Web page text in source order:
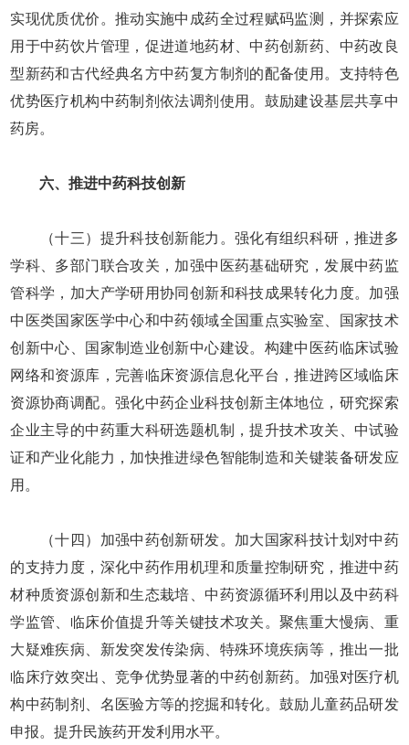
实现优质优价。推动实施中成药全过程赋码监测，并探索应
用于中药饮片管理，促进道地药材、中药创新药、中药改良
型新药和古代经典名方中药复方制剂的配备使用。支持特色
优势医疗机构中药制剂依法调剂使用。鼓励建设基层共享中
药房。
六、推进中药科技创新
（十三）提升科技创新能力。强化有组织科研，推进多
学科、多部门联合攻关，加强中医药基础研究，发展中药监
管科学，加大产学研用协同创新和科技成果转化力度。加强
中医类国家医学中心和中药领域全国重点实验室、国家技术
创新中心、国家制造业创新中心建设。构建中医药临床试验
网络和资源库，完善临床资源信息化平台，推进跨区域临床
资源协商调配。强化中药企业科技创新主体地位，研究探索
企业主导的中药重大科研选题机制，提升技术攻关、中试验
证和产业化能力，加快推进绿色智能制造和关键装备研发应
用。
（十四）加强中药创新研发。加大国家科技计划对中药
的支持力度，深化中药作用机理和质量控制研究，推进中药
材种质资源创新和生态栽培、中药资源循环利用以及中药科
学监管、临床价值提升等关键技术攻关。聚焦重大慢病、重
大疑难疾病、新发突发传染病、特殊环境疾病等，推出一批
临床疗效突出、竞争优势显著的中药创新药。加强对医疗机
构中药制剂、名医验方等的挖掘和转化。鼓励儿童药品研发
申报。提升民族药开发利用水平。